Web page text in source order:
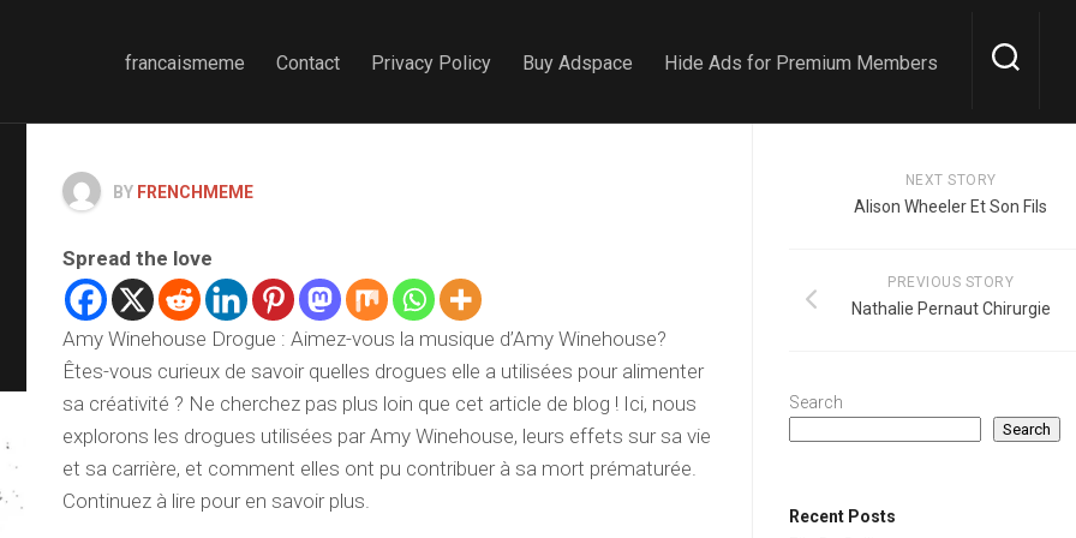
francaismeme Contact Privacy Policy Buy Adspace Hide Ads for Premium Members
BY FRENCHMEME
Spread the love
Amy Winehouse Drogue : Aimez-vous la musique d’Amy Winehouse?
Êtes-vous curieux de savoir quelles drogues elle a utilisées pour alimenter
sa créativité ? Ne cherchez pas plus loin que cet article de blog ! Ici, nous
explorons les drogues utilisées par Amy Winehouse, leurs effets sur sa vie
et sa carrière, et comment elles ont pu contribuer à sa mort prématurée.
Continuez à lire pour en savoir plus.
NEXT STORY
Alison Wheeler Et Son Fils
PREVIOUS STORY
Nathalie Pernaut Chirurgie
Search
Search
Recent Posts